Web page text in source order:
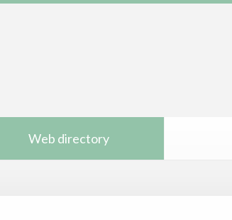
Web directory